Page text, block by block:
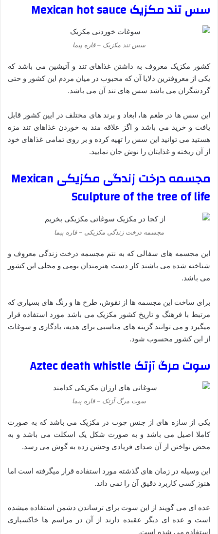
سس تند مکزیک Mexican hot sauce
سس تند مکزیک – قاره پیما
کشور مکزیک معروف به داشتن غذاهای تند و آتیشین می باشد که
یکی از معروفترین دلایا آن که محبوب در میان مردم این کشور و حتی
گردشگران می باشد سس های تند آن می باشد.
این سس ها در طعم ها، ابعاد و برند های مختلف در ایین کشور قابل
یافت و خرید می باشد و اگز علاقه مند به خوردن غذاهای تند مزه
هستید می توانید این سس را تهیه کرده و بر روی تمامی غذاهای خود
از آن ریخته و غذایتان را نوش جان نمایید.
مجسمه درخت زندگی مکزیکی Mexican
Sculpture of the tree of life
مجسمه درخت زندگی مکزیکی – قاره پیما
این مجسمه های سفالی که به نتم مجسمه درخت زندگی معروف و
شناخته شده می باشند کار دست هنرمندان بومی و محلی این کشور
می باشد.
برای ساخت این مجسمه ها از نقوش، طرح ها و رنگ های بسیاری که
مرتبط با فرهنگ و تاریخ کشور مکزیک می باشد مورد استفاده قرار
میگیرد و می توانند گزینه های مناسبی برای هدیه، یادگاری و سوغات
از این کشور محسوب شود.
سوت مرگ آزتک Aztec death whistle
سوت مرگ آزتک – قاره پیما
یکی از سازه های از جنس چوب در مکزیک می باشد که به صورت
کاملا اصیل می باشد و به صورت شکل یک اسکلت می باشد و به
محض نواختن از آن صدای فریادی وحشن زده به گوش می رسد.
این وسیله در زمان های گذشته مورد استفاده قرار میگرفته است اما
هنوز کسی کاربرد دقیق آن را نمی داند.
عده ای می گویند از این سوت برای ترساندن دشمن استفاده میشده
است و عده ای دیگر عقیده دارند از آن در مراسم ها خاکسپاری
استفاده می شده است.